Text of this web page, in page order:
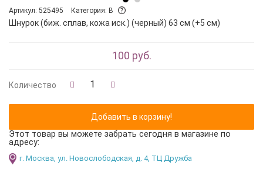
Артикул: 525495 Категория: B
Шнурок (биж. сплав, кожа иск.) (черный) 63 см (+5 см)
100 руб.
Количество
Этот товар вы можете забрать сегодня в магазине по
адресу:
г. Москва, ул. Новослободская, д. 4, ТЦ Дружба